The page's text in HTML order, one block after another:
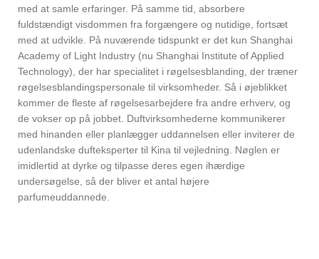
med at samle erfaringer. På samme tid, absorbere
fuldstændigt visdommen fra forgængere og nutidige, fortsæt
med at udvikle. På nuværende tidspunkt er det kun Shanghai
Academy of Light Industry (nu Shanghai Institute of Applied
Technology), der har specialitet i røgelsesblanding, der træner
røgelsesblandingspersonale til virksomheder. Så i øjeblikket
kommer de fleste af røgelsesarbejdere fra andre erhverv, og
de vokser op på jobbet. Duftvirksomhederne kommunikerer
med hinanden eller planlægger uddannelsen eller inviterer de
udenlandske dufteksperter til Kina til vejledning. Nøglen er
imidlertid at dyrke og tilpasse deres egen ihærdige
undersøgelse, så der bliver et antal højere
parfumeuddannede.